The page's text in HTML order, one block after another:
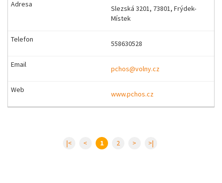
Slezská 3201, 73801, Frýdek-
Místek
558630528
pchos@volny.cz
www.pchos.cz
|< < 1 2 > >|